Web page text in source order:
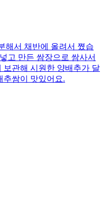
해서 채반에 올려서 쪘습
고 만든 쌈장으로 쌈사서
보관해 시원한 양배추가 달
추쌈이 맛있어요.